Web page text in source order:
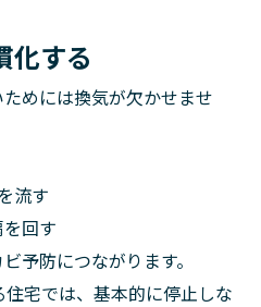
化する
めには換気が欠かせませ
流す
回す
予防につながります。
宅では、基本的に停止しな